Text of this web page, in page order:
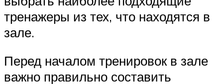
тренажеры из тех, что находятся в
зале.
Перед началом тренировок в зале
важно правильно составить